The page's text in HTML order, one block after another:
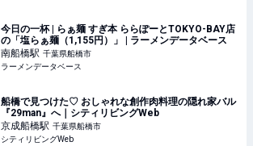
今日の一杯 | らぁ麺 すぎ本 ららぽーとTOKYO-BAY店
の「塩らぁ麺（1,155円）」 | ラーメンデータベース
南船橋駅 千葉県船橋市
ラーメンデータベース
船橋で見つけた♡ おしゃれな創作肉料理の隠れ家バル
『29man』へ｜シティリビングWeb
京成船橋駅 千葉県船橋市
シティリビングWeb